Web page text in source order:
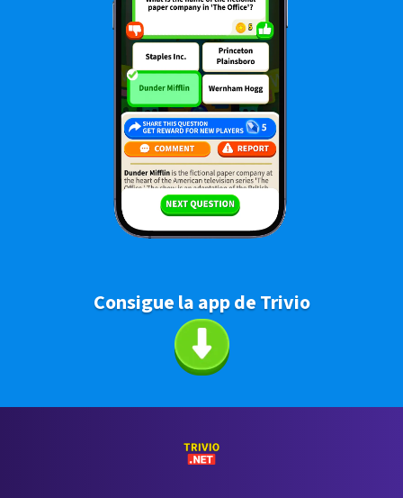
Consigue la app de Trivio